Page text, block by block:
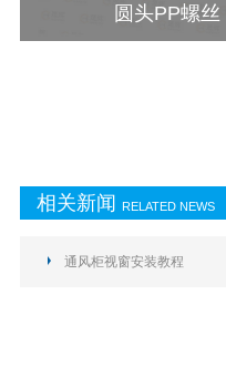
圆头PP螺丝
相关新闻 RELATED NEWS
通风柜视窗安装教程